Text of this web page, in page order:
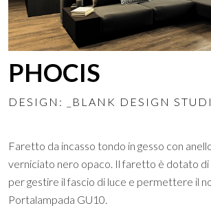
PHOCIS
DESIGN: _BLANK DESIGN
Faretto da incasso tondo in gesso con
verniciato nero opaco. Il faretto è dotato di
per gestire il fascio di luce e permettere il
Portalampada GU10.